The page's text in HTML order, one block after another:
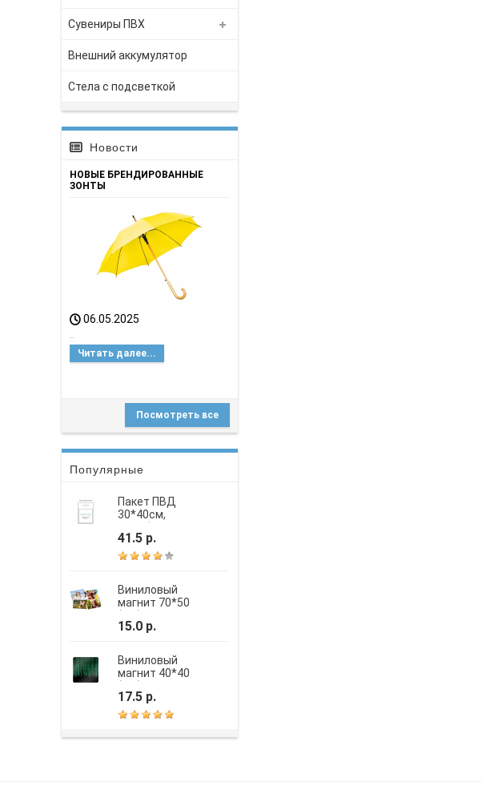
Сувениры ПВХ
Внешний аккумулятор
Стела с подсветкой
Новости
НОВЫЕ БРЕНДИРОВАННЫЕ
ЗОНТЫ
06.05.2025
..
Читать далее...
Посмотреть все
Популярные
Пакет ПВД
30*40см,
усиленная ручка,
шелкография
41.5 р.
Виниловый
магнит 70*50
15.0 р.
Виниловый
магнит 40*40
17.5 р.